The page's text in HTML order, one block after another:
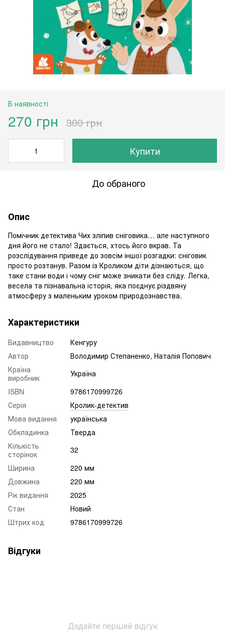
В наявності
270 грн 300 грн
Купити
До обраного
Опис
Помічник детектива Чих зліпив сніговика… але наступного
дня його не стало! Здається, хтось його вкрав. Та
розслідування приведе до зовсім іншої розгадки: сніговик
просто розтанув. Разом із Кроликом діти дізнаються, що
таке стани води і чому сніг може зникати без сліду. Легка,
весела та пізнавальна історія, яка поєднує різдвяну
атмосферу з маленьким уроком природознавства.
Характеристики
Видавництво
Кенгуру
Автор
Володимир Степаненко, Наталія Попович
Країна
виробник
Україна
ISBN
9786170999726
Серія
Кролик-детектив
Мова видання
українська
Обкладинка
Тверда
Кількість
сторінок
32
Ширина
220 мм
Довжина
220 мм
Рік видання
2025
Стан
Новий
Штрих код
9786170999726
Відгуки
Додайте перший відгук